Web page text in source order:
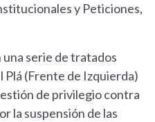
y Peticiones,
una serie de tratados
Plá (Frente de Izquierda)
de privilegio contra
la suspensión de las